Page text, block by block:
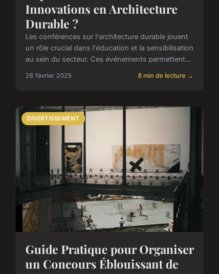
Innovations en Architecture
Durable ?
Les conférences sur l'architecture durable jouent
un rôle crucial dans l'éducation et la sensibilisation
au sein du secteur. Ces événements permettent...
28 février 2025 8 min de lecture →
DIVERTISSEMENT
Guide Pratique pour Organiser
un Concours Éblouissant de